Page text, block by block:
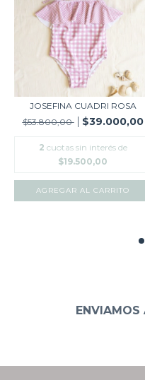
JOSEFINA CUADRI ROSA
$53.800,00
$39.000,00
2 cuotas sin interés de
$19.500,00
AGREGAR AL CARRITO
ENVIAMOS